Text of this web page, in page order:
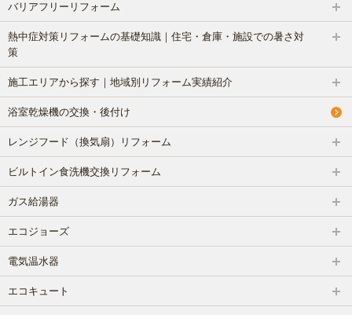
バリアフリーリフォーム
熱中症対策リフォームの基礎知識｜住宅・倉庫・施設での暑さ対
策
施工エリアから探す｜地域別リフォーム実績紹介
浴室乾燥機の交換・後付け
レンジフード（換気扇）リフォーム
ビルトイン食洗機交換リフォーム
ガス給湯器
エコジョーズ
電気温水器
エコキュート